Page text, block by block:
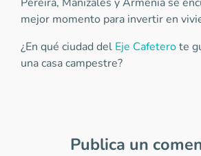
mejor momento para invertir en
¿En qué ciudad del Eje Cafeterote
una casa campestre?
Publica un